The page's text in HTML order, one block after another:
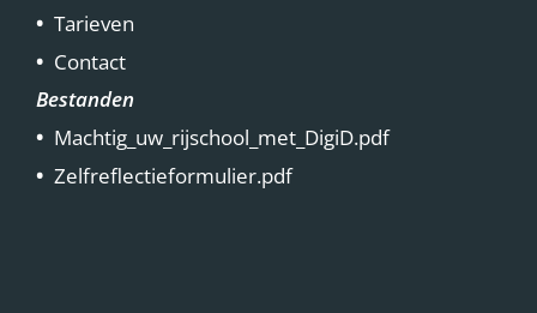
Tarieven
Contact
Bestanden
Machtig_uw_rijschool_met_DigiD.pdf
Zelfreflectieformulier.pdf